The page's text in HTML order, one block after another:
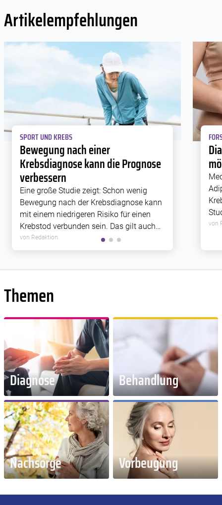
Artikelempfehlungen
SPORT UND KREBS
Bewegung nach einer
Krebsdiagnose kann die Prognose
verbessern
Eine große Studie zeigt: Schon wenig
Bewegung nach der Krebsdiagnose kann
mit einem niedrigeren Risiko für einen
Krebstod verbunden sein. Das gilt auch
für Krebsarten, die bislang weniger gut
erforscht sind.
von Redaktion
von
Themen
Diagnose Behandlung
Nachsorge Vorbeugung